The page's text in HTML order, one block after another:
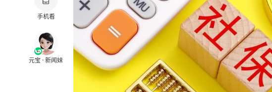
手机看
元宝 · 新闻妹